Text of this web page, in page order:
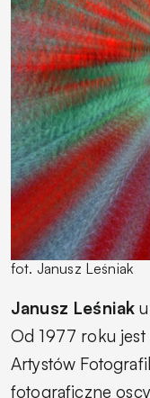
fot. Janusz Leśniak
Janusz Leśniak
Od 1977 roku
Artystów
fotograficzne